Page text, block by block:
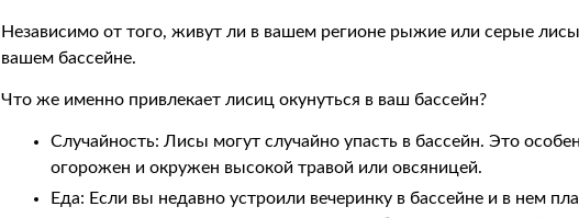
Независимо от того, живут ли в вашем регионе рыжие или серые
вашем бассейне.
Что же именно привлекает лисиц окунуться в ваш бассейн?
Случайность: Лисы могут случайно упасть в бассейн. Это
огорожен и окружен высокой травой или овсяницей.
Еда: Если вы недавно устроили вечеринку в бассейне и в нем